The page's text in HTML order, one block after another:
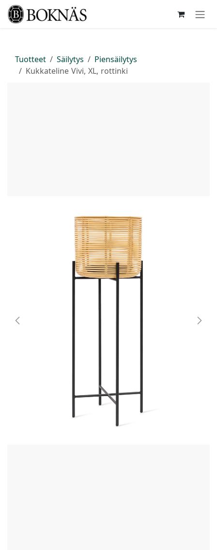
Siirry sisältöön
Tuotteet Säilytys
Piensäilytys
Kukkateline Vivi, XL, rottinki